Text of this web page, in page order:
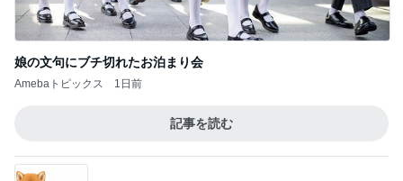
娘の文句にブチ切れたお泊まり会
Amebaトピックス 1日前
記事を読む